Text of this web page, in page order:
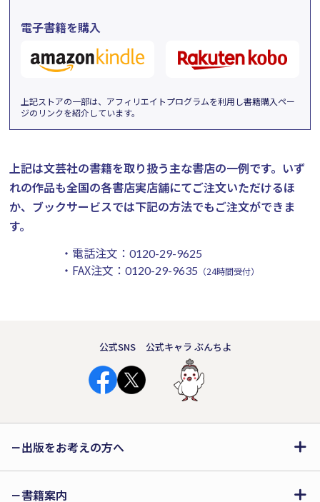
電子書籍を購入
上記ストアの一部は、アフィリエイトプログラムを利用し書籍購入ペー
ジのリンクを紹介しています。
上記は文芸社の書籍を取り扱う主な書店の一例です。 いず
れの作品も全国の各書店実店舗にてご注文いただけるほ
か、ブックサービスでは下記の方法でもご注文ができま
す。
・電話注文： 0120-29-9625
・FAX注文： 0120-29-9635 （24時間受付）
公式SNS 公式キャラ ぶんちよ
出版をお考えの方へ
書籍案内